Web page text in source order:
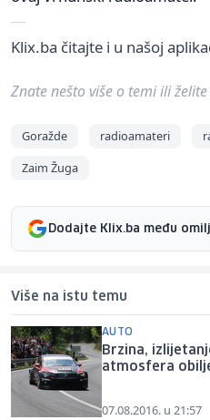
Klix.ba čitajte i u našoj
Znate nešto više o temi ili
Goražde radioamateri
Zaim Žuga
Dodajte Klix.ba među
Više na istu temu
AUTO
Brzina,
atmosfera
07.08.2016. u 21:57